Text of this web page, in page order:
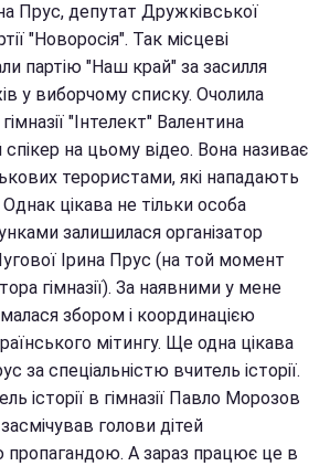
Прус, депутат Дружківської
"Новоросія". Так місцеві
партію "Наш край" за засилля
у виборчому списку. Очолила
"Інтелект" Валентина
на цьому відео. Вона називає
терористами, які нападають
цікава не тільки особа
залишилася організатор
Ірина Прус (на той момент
гімназії). За наявними у мене
збором і координацією
мітингу. Ще одна цікава
за спеціальністю вчитель історії.
історії в гімназії Павло Морозов
голови дітей
пропагандою. А зараз працює це в